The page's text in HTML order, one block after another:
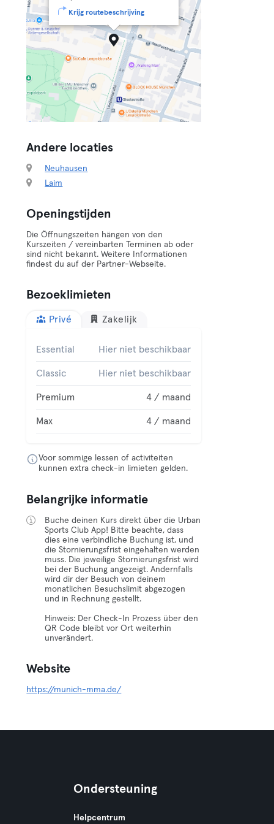
Krijg routebeschrijving
Andere locaties
Neuhausen
Laim
Openingstijden
Die Öffnungszeiten hängen von den
Kurszeiten / vereinbarten Terminen ab oder
sind nicht bekannt. Weitere Informationen
findest du auf der Partner-Webseite.
Bezoeklimieten
Privé Zakelijk
Essential Hier niet beschikbaar
Classic Hier niet beschikbaar
Premium 4 / maand
Max 4 / maand
Voor sommige lessen of activiteiten
kunnen extra check-in limieten gelden.
Belangrijke informatie
Buche deinen Kurs direkt über die Urban
Sports Club App! Bitte beachte, dass
dies eine verbindliche Buchung ist, und
die Stornierungsfrist eingehalten werden
muss. Die jeweilige Stornierungsfrist wird
bei der Buchung angezeigt. Andernfalls
wird dir der Besuch von deinem
monatlichen Besuchslimit abgezogen
und in Rechnung gestellt.
Hinweis: Der Check-In Prozess über den
QR Code bleibt vor Ort weiterhin
unverändert.
Website
https://munich-mma.de/
Ondersteuning
Helpcentrum